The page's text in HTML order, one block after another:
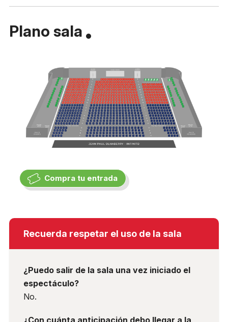
Plano sala
Compra tu entrada
Recuerda respetar el uso de la sala
¿Puedo salir de la sala una vez iniciado el
espectáculo?
No.